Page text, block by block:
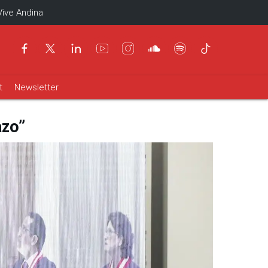
Andina
Newsletter